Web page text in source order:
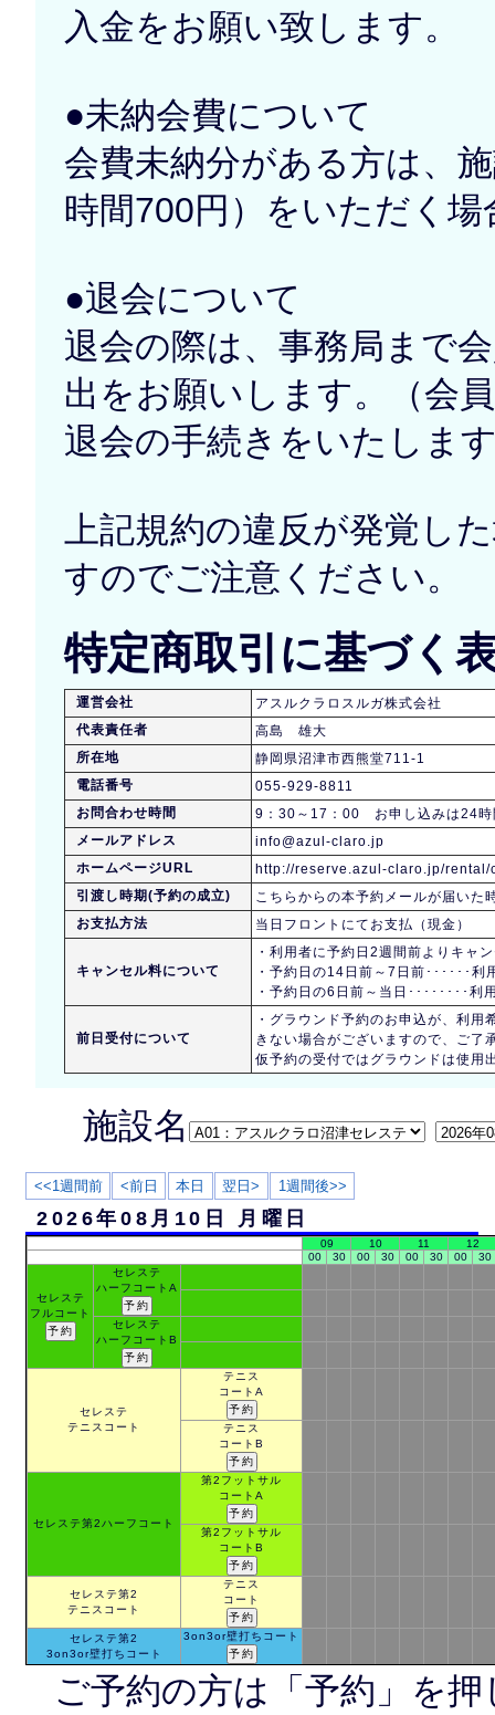
入金をお願い致します。
●未納会費について
会費未納分がある方は、
時間700円）をいただく
●退会について
退会の際は、事務局まで
出をお願いします。（会
退会の手続きをいたしま
上記規約の違反が発覚し
すのでご注意ください。
特定商取引に基づく
運営会社
アスルクラロスルガ株式会社
代表責任者
高島 雄大
所在地
静岡県沼津市西熊堂711-1
電話番号
055-929-8811
お問合わせ時間
9：30～17：00 お申し込みは24時
メールアドレス
info@azul-claro.jp
ホームページURL
http://reserve.azul-claro.jp/rental/
引渡し時期(予約の成立)
こちらからの本予約メールが届いた
お支払方法
当日フロントにてお支払（現金）
キャンセル料について
・利用者に予約日2週間前よりキャ
・予約日の14日前～7日前･･････
・予約日の6日前～当日････････
前日受付について
・グラウンド予約のお申込が、利
きない場合がございますので、ご了
仮予約の受付ではグラウンドは使用
施設名
<<1週間前 <前日 本日 翌日> 1週間後>>
2026年08月10日 月曜日
09 10 11
12
00
30 00 30 00 30 00 30
セレステ
フルコート
セレステ
ハーフコートA
セレステ
ハーフコートB
セレステ
テニスコート
テニス
コートA
テニス
コートB
セレステ第2ハーフコート
第2フットサル
コートA
第2フットサル
コートB
セレステ第2
テニスコート
テニス
コート
セレステ第2
3on3or壁打ちコート
3on3or壁打ちコート
ご予約の方は「予約」を